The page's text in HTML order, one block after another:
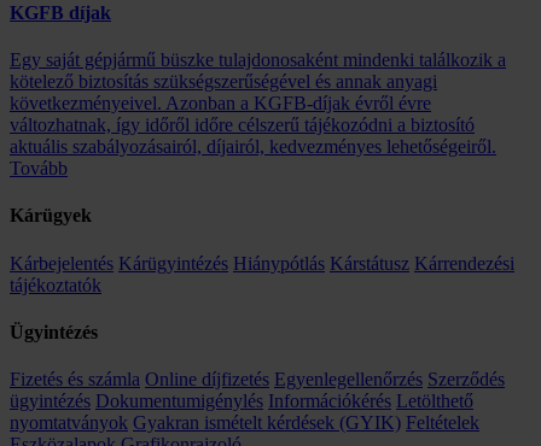
KGFB díjak
Egy saját gépjármű büszke tulajdonosaként mindenki találkozik a
kötelező biztosítás szükségszerűségével és annak anyagi
következményeivel. Azonban a KGFB-díjak évről évre
változhatnak, így időről időre célszerű tájékozódni a biztosító
aktuális szabályozásairól, díjairól, kedvezményes lehetőségeiről.
Tovább
Kárügyek
Kárbejelentés Kárügyintézés Hiánypótlás Kárstátusz Kárrendezési
tájékoztatók
Ügyintézés
Fizetés és számla Online díjfizetés Egyenlegellenőrzés Szerződés
ügyintézés Dokumentumigénylés Információkérés Letölthető
nyomtatványok Gyakran ismételt kérdések (GYIK) Feltételek